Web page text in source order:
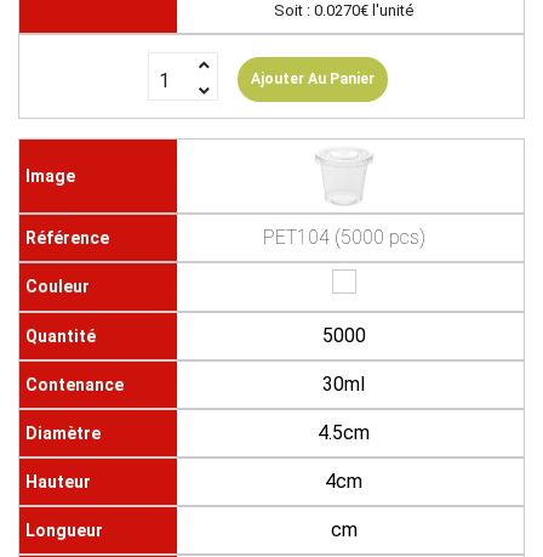
Soit : 0.0270€ l'unité
Ajouter Au Panier
PET104 (5000 pcs)
5000
30ml
4.5cm
4cm
cm